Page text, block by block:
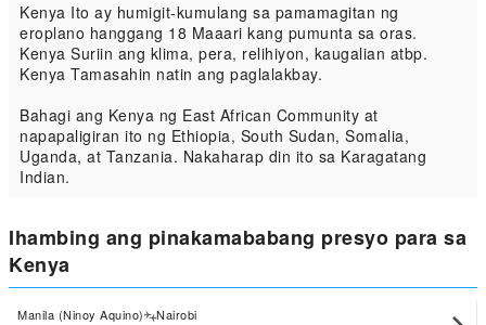
Kenya Ito ay humigit-kumulang sa pamamagitan ng
eroplano hanggang 18 Maaari kang pumunta sa oras.
Kenya Suriin ang klima, pera, relihiyon, kaugalian atbp.
Kenya Tamasahin natin ang paglalakbay.
Bahagi ang Kenya ng East African Community at
napapaligiran ito ng Ethiopia, South Sudan, Somalia,
Uganda, at Tanzania. Nakaharap din ito sa Karagatang
Indian.
Ihambing ang pinakamababang presyo para sa
Kenya
Manila (Ninoy Aquino) Nairobi